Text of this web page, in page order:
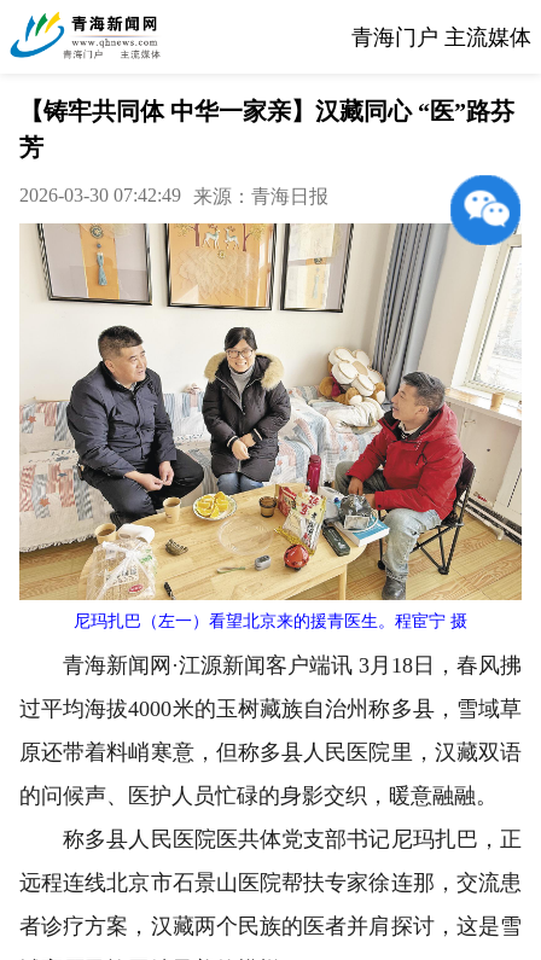
青海门户 主流媒体
【铸牢共同体 中华一家亲】汉藏同心 “医”路芬
芳
2026-03-30 07:42:49 来源：青海日报
尼玛扎巴（左一）看望北京来的援青医生。程宦宁 摄
青海新闻网·江源新闻客户端讯 3月18日，春风拂
过平均海拔4000米的玉树藏族自治州称多县，雪域草
原还带着料峭寒意，但称多县人民医院里，汉藏双语
的问候声、医护人员忙碌的身影交织，暖意融融。
称多县人民医院医共体党支部书记尼玛扎巴，正
远程连线北京市石景山医院帮扶专家徐连那，交流患
者诊疗方案，汉藏两个民族的医者并肩探讨，这是雪